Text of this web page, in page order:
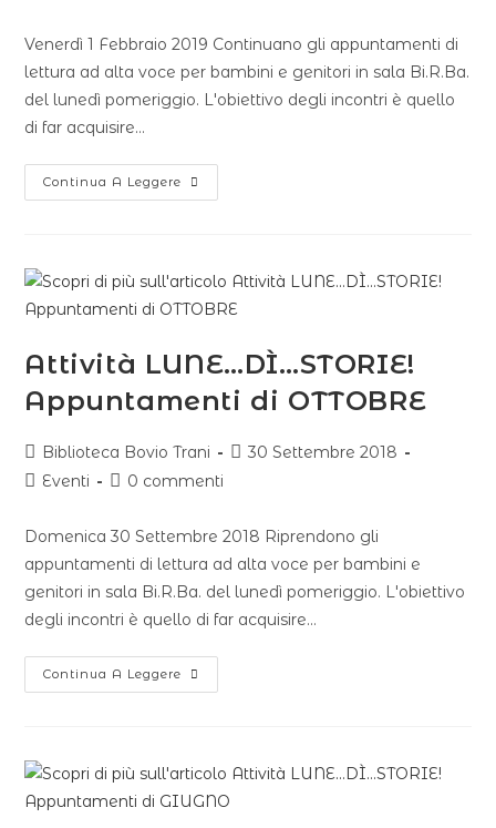
Venerdì 1 Febbraio 2019 Continuano gli appuntamenti di
lettura ad alta voce per bambini e genitori in sala Bi.R.Ba.
del lunedì pomeriggio. L'obiettivo degli incontri è quello
di far acquisire…
Continua A Leggere
Attività LUNE…DÌ…STORIE!
Appuntamenti di OTTOBRE
Biblioteca Bovio Trani
30 Settembre 2018
Eventi
0 commenti
Domenica 30 Settembre 2018 Riprendono gli
appuntamenti di lettura ad alta voce per bambini e
genitori in sala Bi.R.Ba. del lunedì pomeriggio. L'obiettivo
degli incontri è quello di far acquisire…
Continua A Leggere